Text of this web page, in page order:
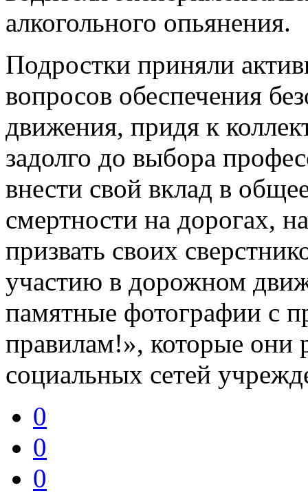
алкогольного опьянения.
Подростки приняли
вопросов обеспечения
движения, придя к
задолго до выбора
внести свой вклад в
смертности на дорогах,
призвать своих
участию в дорожном
памятные фотографии с
правилам!», которые они
социальных сетей
0
0
0